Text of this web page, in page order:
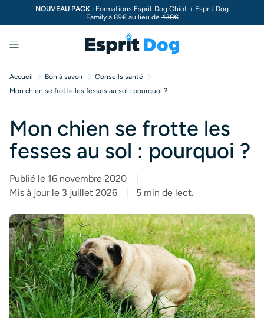
NOUVEAU PACK : Formations Esprit Dog Chiot + Esprit Dog
Family à 89€ au lieu de438€
Menu
Accueil Bon à savoir
Conseils santé
Mon chien se frotte les fesses au sol : pourquoi ?
Mon chien se frotte les
fesses au sol : pourquoi ?
Publié le 16 novembre 2020
Mis à jour le 3 juillet 2026
5 min de lect.